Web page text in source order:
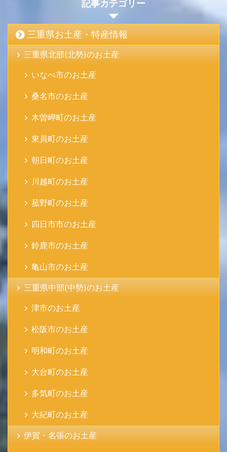
記事カテゴリー
三重県お土産・特産情報
三重県北部(北勢)のお土産
いなべ市のお土産
桑名市のお土産
木曽岬町のお土産
東員町のお土産
朝日町のお土産
川越町のお土産
菰野町のお土産
四日市市のお土産
鈴鹿市のお土産
亀山市のお土産
三重県中部(中勢)のお土産
津市のお土産
松阪市のお土産
明和町のお土産
大台町のお土産
多気町のお土産
大紀町のお土産
伊賀・名張のお土産